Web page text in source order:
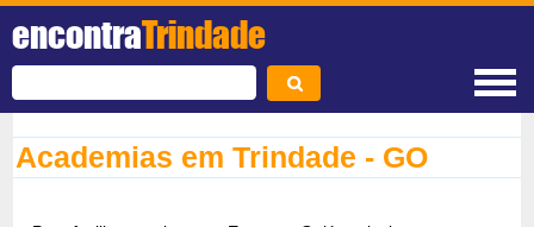
encontraTrindade
Academias em Trindade - GO